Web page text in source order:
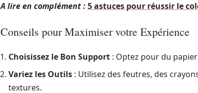
A lire en complément :5 astuces pour réussir le
Conseils pour Maximiser votre Expérience
Choisissez le Bon Support : Optez pour du
Variez les Outils : Utilisez des feutres, des
textures.